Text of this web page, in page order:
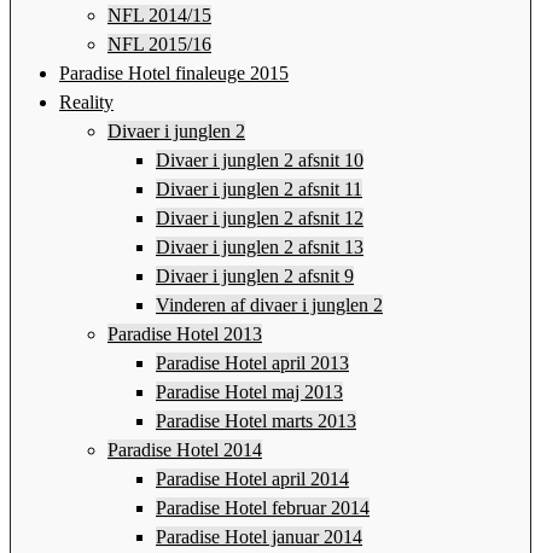
NFL 2014/15
NFL 2015/16
Paradise Hotel finaleuge 2015
Reality
Divaer i junglen 2
Divaer i junglen 2 afsnit 10
Divaer i junglen 2 afsnit 11
Divaer i junglen 2 afsnit 12
Divaer i junglen 2 afsnit 13
Divaer i junglen 2 afsnit 9
Vinderen af divaer i junglen 2
Paradise Hotel 2013
Paradise Hotel april 2013
Paradise Hotel maj 2013
Paradise Hotel marts 2013
Paradise Hotel 2014
Paradise Hotel april 2014
Paradise Hotel februar 2014
Paradise Hotel januar 2014